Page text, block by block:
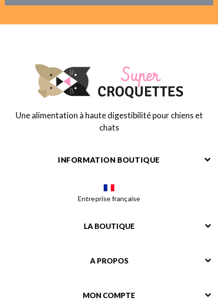
Une alimentation à haute digestibilité pour chiens et
chats
INFORMATION BOUTIQUE
Entreprise française
LA BOUTIQUE
A PROPOS
MON COMPTE